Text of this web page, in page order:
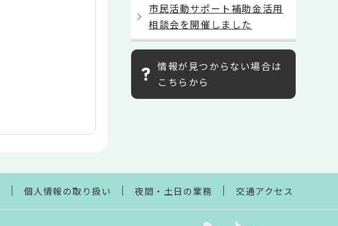
市民活動サポート補助金活用
相談会を開催しました
情報が見つからない場合は
こちらから
個人情報の取り扱い 夜間・土日の業務 交通アクセス